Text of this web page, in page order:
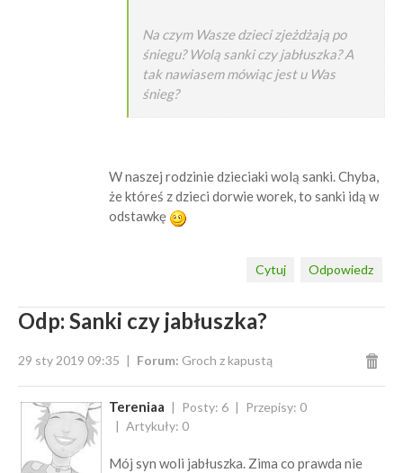
Na czym Wasze dzieci zjeżdżają po
śniegu? Wolą sanki czy jabłuszka? A
tak nawiasem mówiąc jest u Was
śnieg?
W naszej rodzinie dzieciaki wolą sanki. Chyba,
że któreś z dzieci dorwie worek, to sanki idą w
odstawkę
Odpowiedz
Cytuj
Odp: Sanki czy jabłuszka?
29 sty 2019 09:35 Forum: Groch z kapustą
Tereniaa Posty: 6
Przepisy: 0
Artykuły: 0
Mój syn woli jabłuszka. Zima co prawda nie